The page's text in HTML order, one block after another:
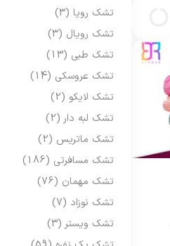
تشک رویا (3)
تشک رویال (3)
تشک طبی (13)
تشک عروسکی (14)
تشک لایکو (2)
تشک لبه دار (2)
تشک ماتریس (2)
تشک مسافرتی (186)
تشک مهمان (76)
تشک نوزاد (7)
تشک ویستر (3)